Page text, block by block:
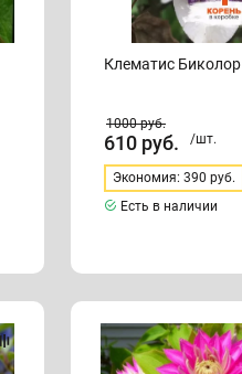
Клематис Биколор
1000руб.
610 руб. /шт.
Экономия: 390 руб.
Есть в наличии
Клематис
«Кайзер»